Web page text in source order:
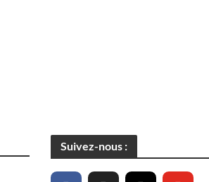
Suivez-nous :